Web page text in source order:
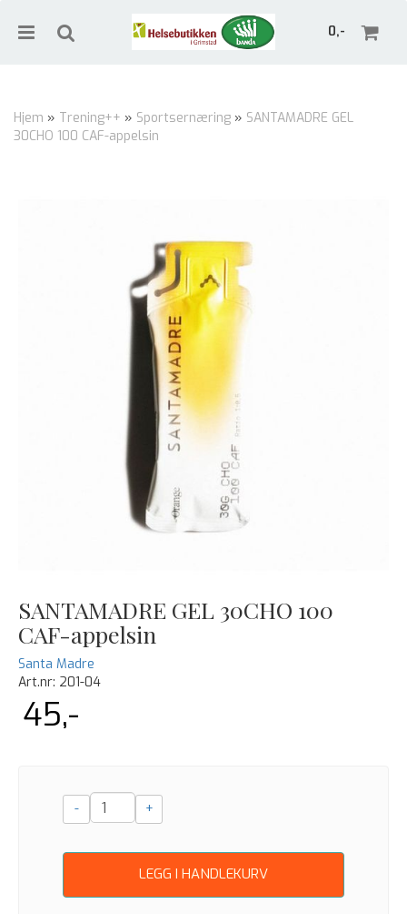
0,-
Hjem » Trening++ » Sportsernæring » SANTAMADRE GEL
30CHO 100 CAF-appelsin
SANTAMADRE GEL 30CHO 100
CAF-appelsin
Santa Madre
Art.nr: 201-04
45,-
- +
LEGG I HANDLEKURV